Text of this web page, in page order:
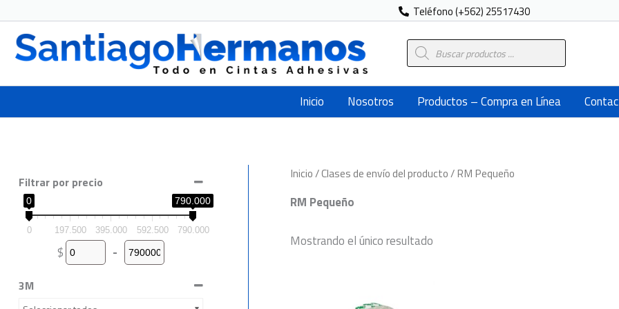
contenido
Teléfono (+562) 25517430
Búsqueda
de
Inicio Nosotros Productos – Compra en Línea
Filtrar por precio
0 790.000
0 197.500 395.000 592.500 790.000
$ Minimum Price
-
Maximum Price
3M
Inicio/ Clases de envío del producto / RM Pequeño
RM Pequeño
Mostrando el único resultado